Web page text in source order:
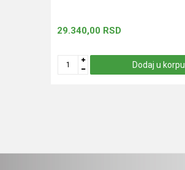
29.340,00 RSD
Dodaj u korpu